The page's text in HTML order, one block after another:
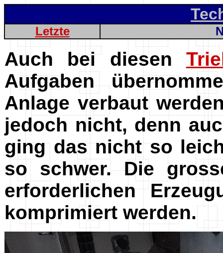
Letzte
Auch bei diesen
Aufgaben
Anlage verbaut
jedoch nicht, denn
ging das nicht so
so schwer. Die
erforderlichen
komprimiert werden.